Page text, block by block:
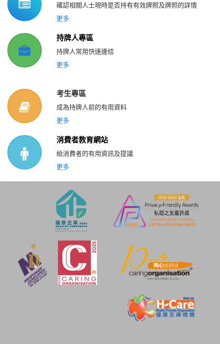
確認相關人士現時是否持有有效牌照及牌照的詳情
更多
持牌人專區
持牌人常用快速連結
更多
考生專區
成為持牌人前的有用資料
更多
消費者教育網站
給消費者的有用資訊及提議
更多